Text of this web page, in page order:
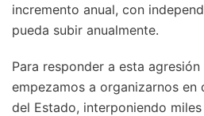
incremento anual, con
pueda subir anualmente.
Para responder a esta
empezamos a organizarnos
del Estado, interponiendo